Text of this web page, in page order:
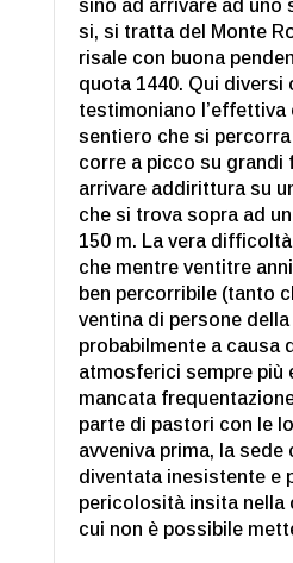
sino ad arrivare ad uno
si, si tratta del Monte
risale con buona
quota 1440. Qui diversi
testimoniano l’effettiva
sentiero che si
corre a picco su grandi
arrivare addirittura su
che si trova sopra ad
150 m. La vera
che mentre ventitre
ben percorribile (tanto
ventina di persone
probabilmente a causa
atmosferici sempre più
mancata
parte di pastori con le
avveniva prima, la sede
diventata inesistente e
pericolosità insita nella
cui non è possibile